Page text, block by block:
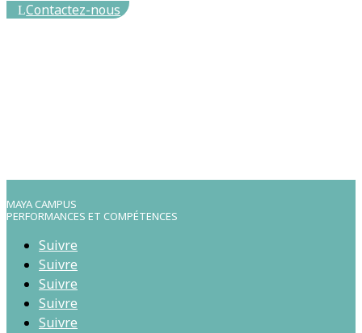
Contactez-nous
MAYA CAMPUS
PERFORMANCES ET COMPÉTENCES
Suivre
Suivre
Suivre
Suivre
Suivre